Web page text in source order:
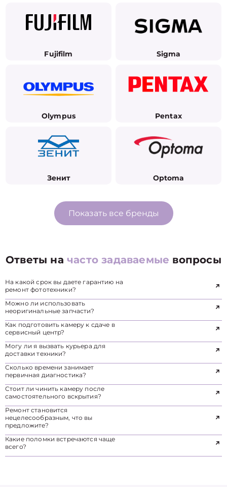
Fujifilm Sigma
Olympus Pentax
Зенит Optoma
Показать все бренды
Ответы начасто задаваемые вопросы
На какой срок вы даете гарантию на
ремонт фототехники?
Можно ли использовать
неоригинальные запчасти?
Как подготовить камеру к сдаче в
сервисный центр?
Могу ли я вызвать курьера для
доставки техники?
Сколько времени занимает
первичная диагностика?
Стоит ли чинить камеру после
самостоятельного вскрытия?
Ремонт становится
нецелесообразным, что вы
предложите?
Какие поломки встречаются чаще
всего?